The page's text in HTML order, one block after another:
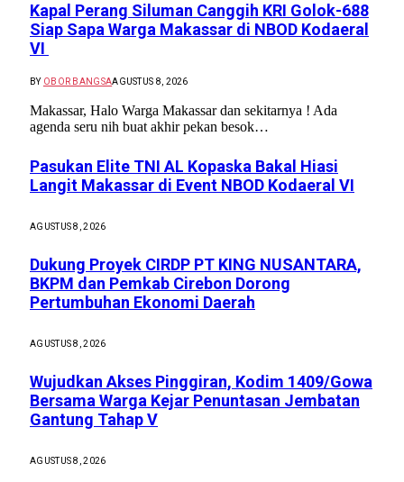
Kapal Perang Siluman Canggih KRI Golok-688
Siap Sapa Warga Makassar di NBOD Kodaeral
VI
BY OBOR BANGSAAGUSTUS 8, 2026
Makassar, Halo Warga Makassar dan sekitarnya ! Ada
agenda seru nih buat akhir pekan besok…
Pasukan Elite TNI AL Kopaska Bakal Hiasi
Langit Makassar di Event NBOD Kodaeral VI
AGUSTUS 8, 2026
Dukung Proyek CIRDP PT KING NUSANTARA,
BKPM dan Pemkab Cirebon Dorong
Pertumbuhan Ekonomi Daerah
AGUSTUS 8, 2026
Wujudkan Akses Pinggiran, Kodim 1409/Gowa
Bersama Warga Kejar Penuntasan Jembatan
Gantung Tahap V
AGUSTUS 8, 2026